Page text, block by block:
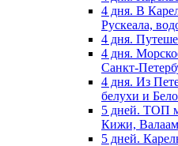
4 дня. В
Рускеала,
4 дня.
4 дня.
Санкт-
4 дня. Из
белухи и
5 дней. ТОП
Кижи,
5 дней.